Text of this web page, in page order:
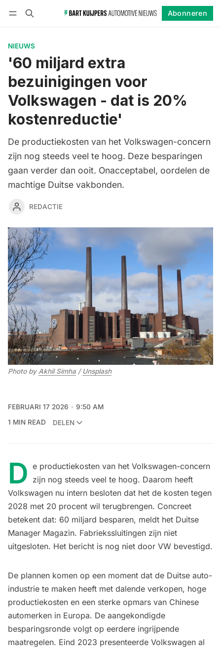
Abonneren
NIEUWS
'60 miljard extra
bezuinigingen voor
Volkswagen - dat is 20%
kostenreductie'
De productiekosten van het Volkswagen-concern
zijn nog steeds veel te hoog. Deze besparingen
gaan verder dan ooit. Onacceptabel, oordelen de
machtige Duitse vakbonden.
REDACTIE
Photo by Akhil Simha / Unsplash
FEBRUARI 17 2026
9:50 AM
1 MIN READ
DELEN
D e productiekosten van het Volkswagen-concern
zijn nog steeds veel te hoog. Daarom heeft
Volkswagen nu intern besloten dat het de kosten tegen
2028 met 20 procent wil terugbrengen. Concreet
betekent dat: 60 miljard besparen, meldt het Duitse
Manager Magazin. Fabriekssluitingen zijn niet
uitgesloten. Het bericht is nog niet door VW bevestigd.
De plannen komen op een moment dat de Duitse auto-
industrie te maken heeft met dalende verkopen, hoge
productiekosten en een sterke opmars van Chinese
automerken in Europa. De aangekondigde
besparingsronde volgt op eerdere ingrijpende
maatregelen. Eind 2023 presenteerde Volkswagen al